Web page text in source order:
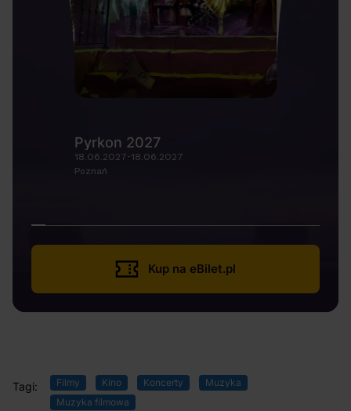
Pyrkon 2027
18.06.2027-18.06.2027
Poznań
Kup na eBilet.pl
Tagi: Filmy Kino Koncerty
Muzyka
Muzyka filmowa